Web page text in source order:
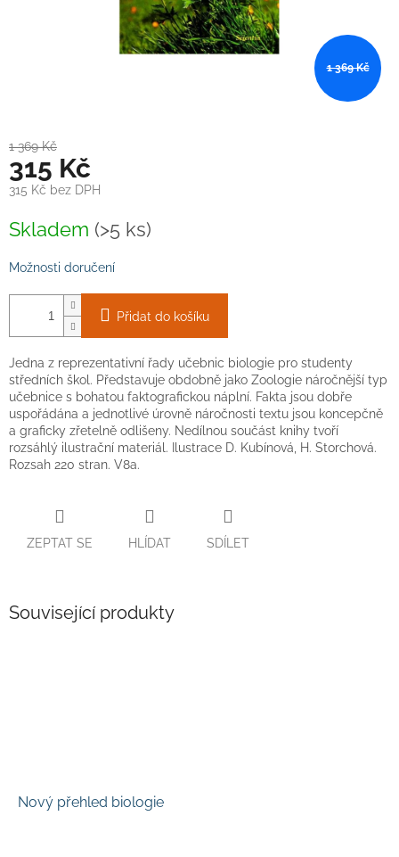
1 369 Kč
1 369 Kč
315 Kč
315 Kč bez DPH
cena:
Skladem (>5 ks)
Možnosti doručení
Přidat do košíku
Jedna z reprezentativní řady učebnic biologie pro studenty
středních škol. Představuje obdobně jako Zoologie náročnější typ
učebnice s bohatou faktografickou náplní. Fakta jsou dobře
uspořádána a jednotlivé úrovně náročnosti textu jsou koncepčně
a graficky zřetelně odlišeny. Nedílnou součást knihy tvoří
rozsáhlý ilustrační materiál. Ilustrace D. Kubínová, H. Storchová.
Rozsah 220 stran. V8a.
ZEPTAT SE HLÍDAT SDÍLET
Související produkty
Nový přehled biologie